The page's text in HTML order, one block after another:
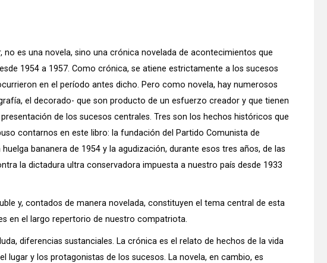
no es una novela, sino una crónica novelada de acontecimientos que
1954 a 1957. Como crónica, se atiene estrictamente a los sucesos
en el período antes dicho. Pero como novela, hay numerosos
el decorado- que son producto de un esfuerzo creador y que tienen
de los sucesos centrales. Tres son los hechos históricos que
contarnos en este libro: la fundación del Partido Comunista de
bananera de 1954 y la agudización, durante esos tres años, de las
la dictadura ultra conservadora impuesta a nuestro país desde 1933
y, contados de manera novelada, constituyen el tema central de esta
en el largo repertorio de nuestro compatriota.
diferencias sustanciales. La crónica es el relato de hechos de la vida
lugar y los protagonistas de los sucesos. La novela, en cambio, es